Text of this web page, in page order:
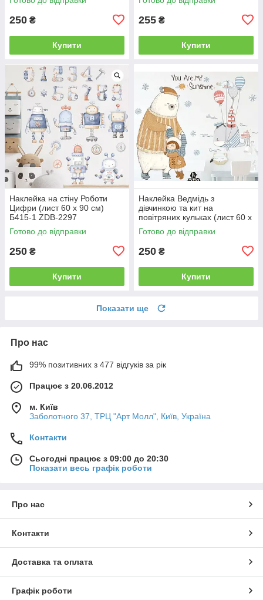
250 ₴
Купити
255 ₴
Купити
Наклейка на стіну Роботи
Цифри (лист 60 х 90 см)
Б415-1 ZDB-2297
Готово до відправки
250 ₴
Купити
Наклейка Ведмідь з
дівчинкою та кит на
повітряних кульках (лист 60 х
85 см) Б146-22 ZDB-2515
Готово до відправки
250 ₴
Купити
Показати ще
Про нас
99% позитивних з 477 відгуків за рік
Працює з 20.06.2012
м. Київ
Заболотного 37, ТРЦ "Арт Молл", Київ, Україна
Контакти
Сьогодні працює з 09:00 до 20:30
Показати весь графік роботи
Про нас
Контакти
Доставка та оплата
Графік роботи